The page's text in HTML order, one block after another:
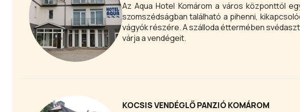
Az Aqua Hotel Komárom a város központtól
szomszédságban található a pihenni,
vágyók részére. A szálloda éttermében
várja a vendégeit.
KOCSIS VENDÉGLŐ PANZIÓ KOMÁROM